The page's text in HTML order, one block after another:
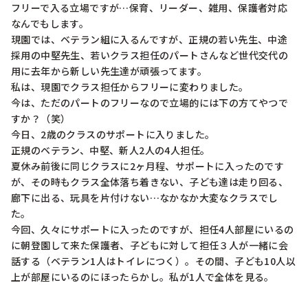
フリーで入る立場ですが…保育、リーダー、雑用、保護者対応
なんでもします。
現園では、ベテラン組に入るんですが、正規の若い先生、中途
採用の中堅先生、若いクラス担任のパートさんなど世代交代の
用に去年から新しい先生達が頑張ってます。
私は、現園でクラス担任からフリーに変わりました。
今は、ただのパートのフリーなので立場的には下の方てやつで
すか？（笑）
今日、2歳のクラスのサポートに入りました。
正規のベテラン、中堅、新人2人の4人担任。
夏休み前後に同じクラスに2ヶ月程、サポートに入ったのです
が、その時もクラス全体落ち着きない、子ども達は走り回る、
廊下に出る、玩具を片付けない…なかなか大変なクラスでし
た。
今回、久々にサポートに入ったのですが、担任4人部屋にいるの
に朝登園して来た保護者、子どもに対して担任３人が一緒に会
話する（ベテラン1人はトイレにつく）。その間、子ども10人以
上が部屋にいるのにほったらかし。私が1人で全体を見る。